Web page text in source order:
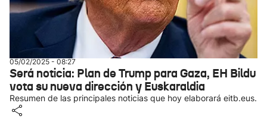
05/02/2025 - 08:27
Será noticia: Plan de Trump para Gaza, EH Bildu
vota su nueva dirección y Euskaraldia
Resumen de las principales noticias que hoy elaborará eitb.eus.